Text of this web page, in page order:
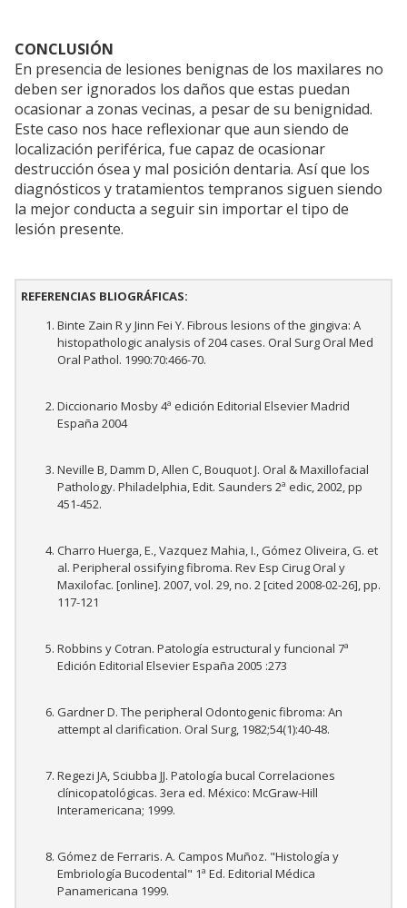
CONCLUSIÓN
En presencia de lesiones benignas de los maxilares no
deben ser ignorados los daños que estas puedan
ocasionar a zonas vecinas, a pesar de su benignidad.
Este caso nos hace reflexionar que aun siendo de
localización periférica, fue capaz de ocasionar
destrucción ósea y mal posición dentaria. Así que los
diagnósticos y tratamientos tempranos siguen siendo
la mejor conducta a seguir sin importar el tipo de
lesión presente.
REFERENCIAS BLIOGRÁFICAS:
Binte Zain R y Jinn Fei Y. Fibrous lesions of the gingiva: A
histopathologic analysis of 204 cases. Oral Surg Oral Med
Oral Pathol. 1990:70:466-70.
Diccionario Mosby 4ª edición Editorial Elsevier Madrid
España 2004
Neville B, Damm D, Allen C, Bouquot J. Oral & Maxillofacial
Pathology. Philadelphia, Edit. Saunders 2ª edic, 2002, pp
451-452.
Charro Huerga, E., Vazquez Mahia, I., Gómez Oliveira, G. et
al. Peripheral ossifying fibroma. Rev Esp Cirug Oral y
Maxilofac. [online]. 2007, vol. 29, no. 2 [cited 2008-02-26], pp.
117-121
Robbins y Cotran. Patología estructural y funcional 7ª
Edición Editorial Elsevier España 2005 :273
Gardner D. The peripheral Odontogenic fibroma: An
attempt al clarification. Oral Surg, 1982;54(1):40-48.
Regezi JA, Sciubba JJ. Patología bucal Correlaciones
clínicopatológicas. 3era ed. México: McGraw-Hill
Interamericana; 1999.
Gómez de Ferraris. A. Campos Muñoz. "Histología y
Embriología Bucodental" 1ª Ed. Editorial Médica
Panamericana 1999.